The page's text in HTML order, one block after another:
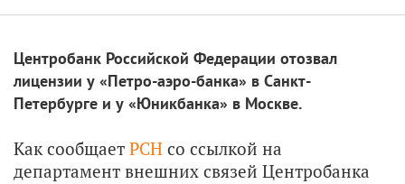
Центробанк Российской Федерации отозвал
лицензии у «Петро-аэро-банка» в Санкт-
Петербурге и у «Юникбанка» в Москве.
Как сообщает РСН со ссылкой на
департамент внешних связей Центробанка